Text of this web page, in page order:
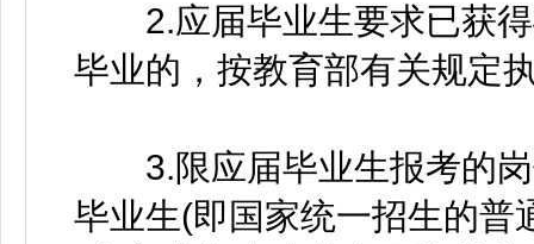
2.应届毕业生要求已获得
毕业的，按教育部有关规定
3.限应届毕业生报考的岗
毕业生(即国家统一招生的普